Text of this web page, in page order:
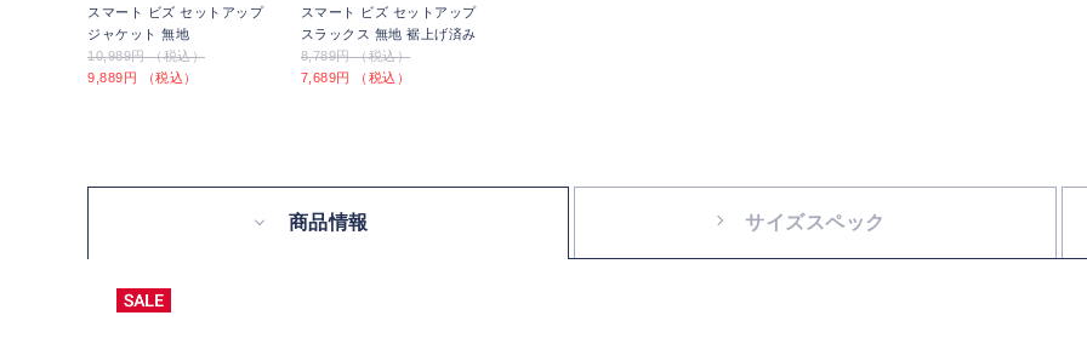
スマート ビズ セットアップ
ジャケット 無地
10,989円 （税込）
9,889円 （税込）
スマート ビズ セットアップ
スラックス 無地 裾上げ済み
8,789円 （税込）
7,689円 （税込）
商品情報 サイズスペック